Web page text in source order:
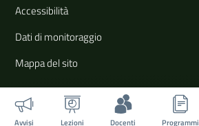
Avvisi Lezioni Docenti Programmi
Accessibilità
Dati di monitoraggio
Mappa del sito